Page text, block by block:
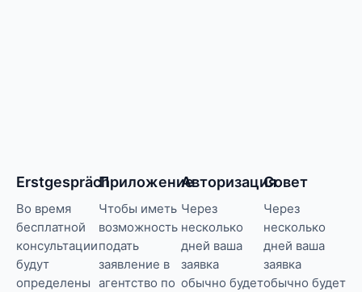
Erstgespräch
Во время
бесплатной
консультации
будут
определены
Приложение
Чтобы иметь
возможность
подать
заявление в
агентство по
Авторизация
Через
несколько
дней ваша
заявка
обычно будет
Совет
Через
несколько
дней ваша
заявка
обычно будет